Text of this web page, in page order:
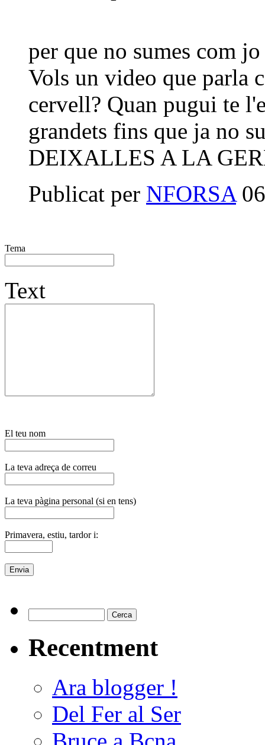
per que no sumes com
Vols un video que parla
cervell? Quan pugui te
grandets fins que ja no
DEIXALLES A LA
Publicat per NFORSA
Tema
Text
El teu nom
La teva adreça de correu
La teva pàgina personal (si en tens)
Primavera, estiu, tardor i:
Recentment
Ara blogger !
Del Fer al Ser